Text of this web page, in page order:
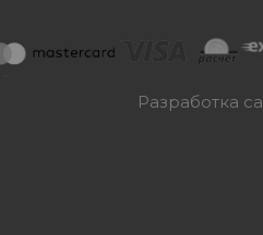
Разработка